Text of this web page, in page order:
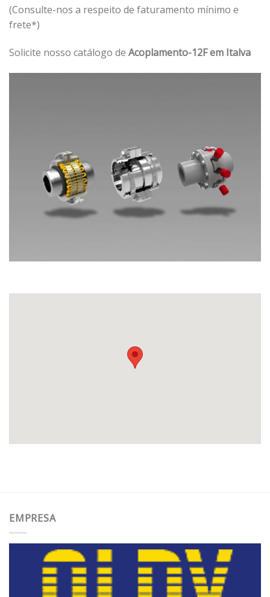
(Consulte-nos a respeito de faturamento mínimo e
frete*)
Solicite nosso catálogo de Acoplamento-12F em Italva
EMPRESA